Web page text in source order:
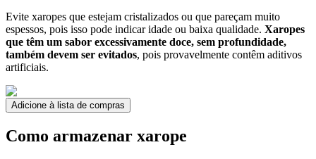
Evite xaropes que estejam cristalizados ou que pareçam muito
espessos, pois isso pode indicar idade ou baixa qualidade. Xaropes
que têm um sabor excessivamente doce, sem profundidade,
também devem ser evitados, pois provavelmente contêm aditivos
artificiais.
Adicione à lista de compras
Como armazenar xarope